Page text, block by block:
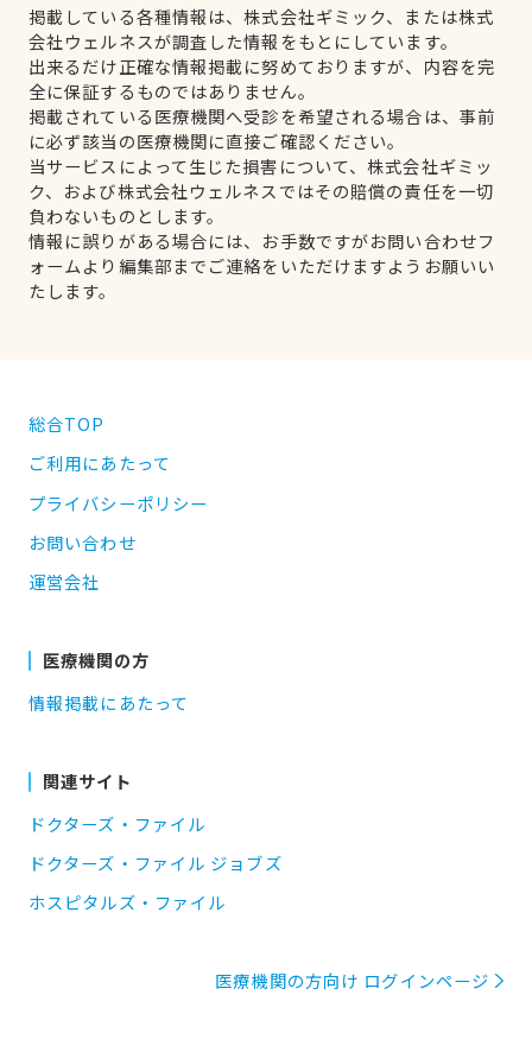
掲載している各種情報は、株式会社ギミック、または株式
会社ウェルネスが調査した情報をもとにしています。
出来るだけ正確な情報掲載に努めておりますが、内容を完
全に保証するものではありません。
掲載されている医療機関へ受診を希望される場合は、事前
に必ず該当の医療機関に直接ご確認ください。
当サービスによって生じた損害について、株式会社ギミッ
ク、および株式会社ウェルネスではその賠償の責任を一切
負わないものとします。
情報に誤りがある場合には、お手数ですがお問い合わせフ
ォームより編集部までご連絡をいただけますようお願いい
たします。
総合TOP
ご利用にあたって
プライバシーポリシー
お問い合わせ
運営会社
医療機関の方
情報掲載にあたって
関連サイト
ドクターズ・ファイル
ドクターズ・ファイル ジョブズ
ホスピタルズ・ファイル
医療機関の方向け ログインページ